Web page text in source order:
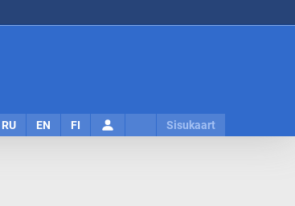
RU EN FI Sisukaart